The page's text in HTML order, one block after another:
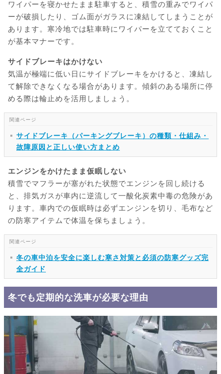
ワイパーを寝かせたまま駐車すると、積雪の重みでワイパ
ーが破損したり、ゴム面がガラスに凍結してしまうことが
あります。寒冷地では駐車時にワイパーを立てておくこと
が基本マナーです。
サイドブレーキはかけない
気温が極端に低い日にサイドブレーキをかけると、凍結し
て解除できなくなる場合があります。傾斜のある場所に停
める際は輪止めを活用しましょう。
サイドブレーキ（パーキングブレーキ）の種類・仕組み・
故障原因と正しい使い方まとめ
エンジンをかけたまま仮眠しない
積雪でマフラーが塞がれた状態でエンジンを回し続ける
と、排気ガスが車内に逆流して一酸化炭素中毒の危険があ
ります。車内での仮眠時は必ずエンジンを切り、毛布など
の防寒アイテムで体温を保ちましょう。
冬の車中泊を安全に楽しむ寒さ対策と必須の防寒グッズ完
全ガイド
冬でも定期的な洗車が必要な理由